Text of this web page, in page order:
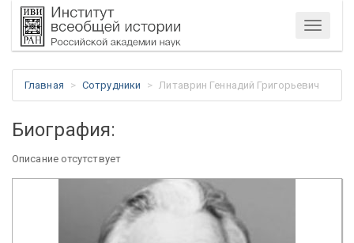
Меню
Главная Сотрудники Литаврин Геннадий Григорьевич
Биография:
Описание отсутствует